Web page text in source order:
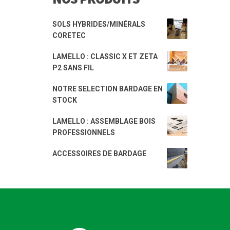
SOLS HYBRIDES/MINÉRALS
CORETEC
LAMELLO : CLASSIC X ET ZETA
P2 SANS FIL
NOTRE SELECTION BARDAGE EN
STOCK
LAMELLO : ASSEMBLAGE BOIS
PROFESSIONNELS
ACCESSOIRES DE BARDAGE